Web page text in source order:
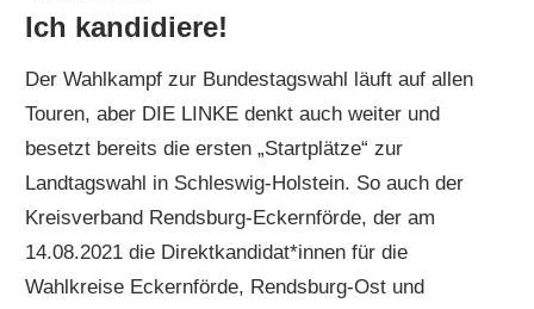
Ich kandidiere!
Der Wahlkampf zur Bundestagswahl läuft auf allen
Touren, aber DIE LINKE denkt auch weiter und
besetzt bereits die ersten „Startplätze“ zur
Landtagswahl in Schleswig-Holstein. So auch der
Kreisverband Rendsburg-Eckernförde, der am
14.08.2021 die Direktkandidat*innen für die
Wahlkreise Eckernförde, Rendsburg-Ost und